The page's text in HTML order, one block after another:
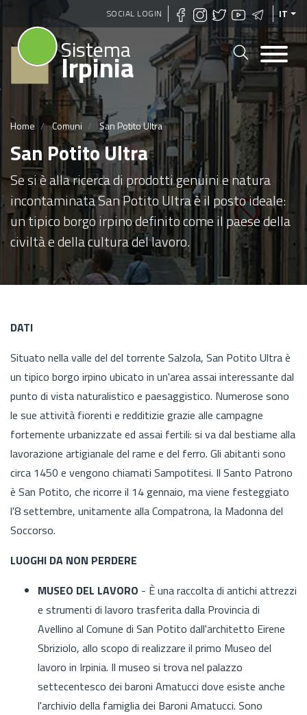
Salta
al
contenuto
principale
SOCIAL LOGIN IT
Sistema
Irpinia
Home Comuni San Potito Ultra
San Potito Ultra
Se si è alla ricerca di prodotti genuini e natura
incontaminata San Potito Ultra è il posto ideale:
un tipico borgo irpino definito come il paese della
civiltà e della cultura del lavoro.
DATI
Situato nella valle del del torrente Salzola, San Potito Ultra è
un tipico borgo irpino ubicato in un'area assai interessante dal
punto di vista naturalistico e paesaggistico. Numerose sono
le sue attività fiorenti e redditizie grazie alle campagne
fortemente urbanizzate ed assai fertili: si va dal bestiame alla
lavorazione artigianale del rame e del ferro. Gli abitanti sono
circa 1450 e vengono chiamati Sampotitesi. Il Santo Patrono
è San Potito, che ricorre il 14 gennaio, ma viene festeggiato
l'8 settembre, unitamente alla Compatrona, la Madonna del
Soccorso.
LUOGHI DA NON PERDERE
MUSEO DEL LAVORO - È una raccolta di antichi attrezzi
e strumenti di lavoro trasferita dalla Provincia di
Avellino al Comune di San Potito dall'architetto Eirene
Sbriziolo, allo scopo di realizzare il primo Museo del
lavoro in Irpinia. Il museo si trova nel palazzo
settecentesco dei baroni Amatucci dove esiste anche
l'archivio della famiglia dei Baroni Amatucci. Sono